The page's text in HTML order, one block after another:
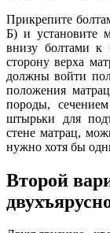
Прикрепите
Б) и установите
внизу болтами к
сторону верха
должны войти
положения
породы,
штырьки для
стене матрац,
нужно хотя бы
Второй